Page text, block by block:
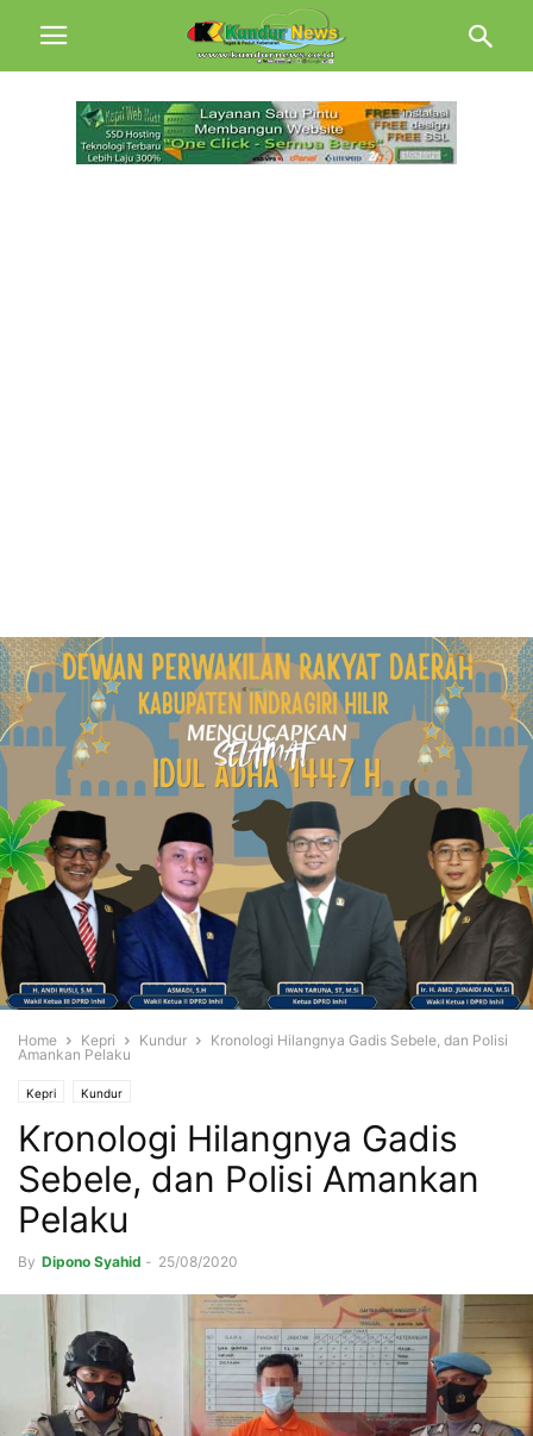
Home Kepri Kundur
Kronologi Hilangnya Gadis Sebele, dan Polisi
Amankan Pelaku
Kepri Kundur
Kronologi Hilangnya Gadis
Sebele, dan Polisi Amankan
Pelaku
By Dipono Syahid - 25/08/2020